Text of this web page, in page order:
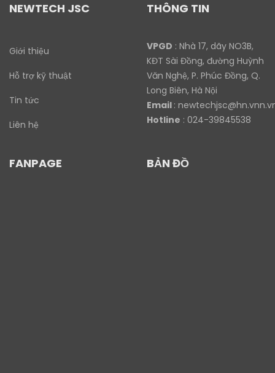
NEWTECH JSC
Giới thiệu
Hỗ trợ kỹ thuật
Tin tức
Liên hệ
THÔNG TIN
VPGD : Nhà 17, dãy NO3B,
KĐT Sài Đồng, đường Huỳnh
Văn Nghệ, P. Phúc Đồng, Q.
Long Biên, Hà Nội
Email :
Hotline : 024-39845538
FANPAGE BẢN ĐỒ